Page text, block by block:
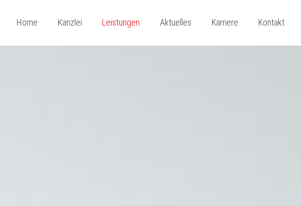
Home Kanzlei Leistungen Aktuelles Karriere Kontakt